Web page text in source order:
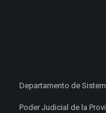
Departamento de
Poder Judicial de la